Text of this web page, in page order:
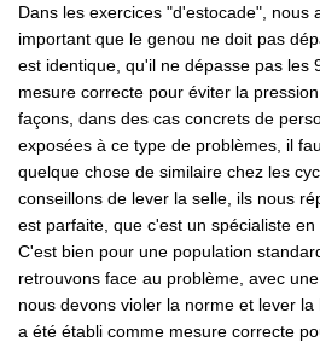
Dans les exercices "d'estocade", nous
important que le genou ne doit pas
est identique, qu'il ne dépasse pas les
mesure correcte pour éviter la
façons, dans des cas concrets de
exposées à ce type de problèmes, il
quelque chose de similaire chez les
conseillons de lever la selle, ils nous
est parfaite, que c'est un spécialiste
C'est bien pour une population
retrouvons face au problème, avec
nous devons violer la norme et lever
a été établi comme mesure correcte